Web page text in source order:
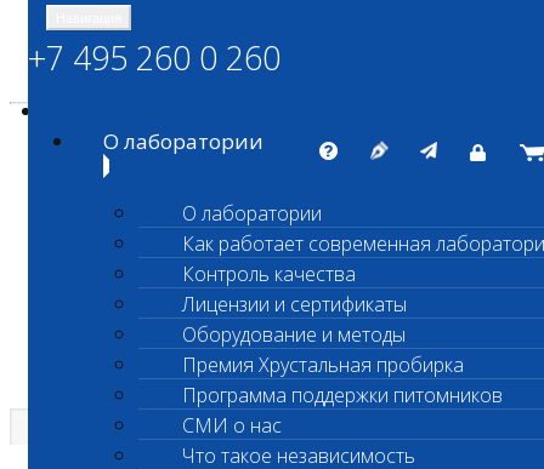
ШАНС БИО
Независимая ветеринарная лаборатория
Единая круглосуточная справочная
+7 495 260 0 260
О лаборатории
О лаборатории
Как работает современная
Контроль качества
Лицензии и сертификаты
Оборудование и методы
Премия Хрустальная пробирка
Программа поддержки питомников
СМИ о нас
Что такое независимость